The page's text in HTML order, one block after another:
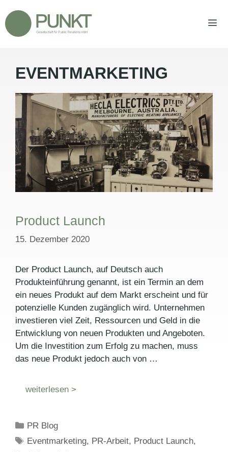
Inhalt
springen
EVENTMARKETING
Product Launch
15. Dezember 2020
Der Product Launch, auf Deutsch auch
Produkteinführung genannt, ist ein Termin an dem
ein neues Produkt auf dem Markt erscheint und für
potenzielle Kunden zugänglich wird. Unternehmen
investieren viel Zeit, Ressourcen und Geld in die
Entwicklung von neuen Produkten und Angeboten.
Um die Investition zum Erfolg zu machen, muss
das neue Produkt jedoch auch von …
weiterlesen >
Kategorien
PR Blog
Schlagwörter
Eventmarketing, PR-Arbeit, Product Launch,